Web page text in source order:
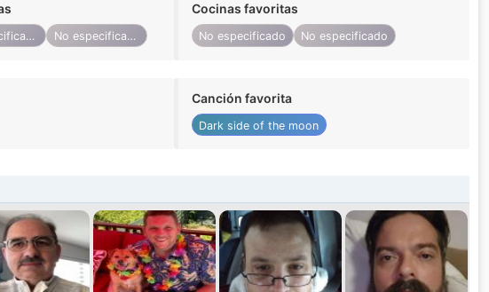
No especificado No especificado
Cocinas favoritas
No especificado No especificado
Canción favorita
Dark side of the moon